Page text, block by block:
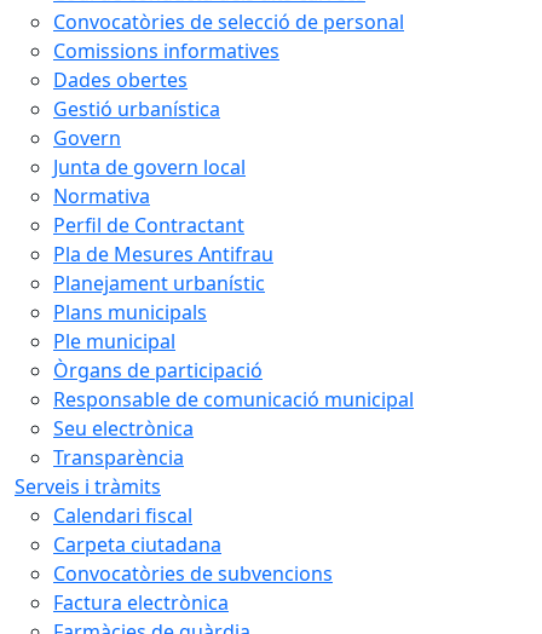
Convocatòries de selecció de personal
Comissions informatives
Dades obertes
Gestió urbanística
Govern
Junta de govern local
Normativa
Perfil de Contractant
Pla de Mesures Antifrau
Planejament urbanístic
Plans municipals
Ple municipal
Òrgans de participació
Responsable de comunicació municipal
Seu electrònica
Transparència
Serveis i tràmits
Calendari fiscal
Carpeta ciutadana
Convocatòries de subvencions
Factura electrònica